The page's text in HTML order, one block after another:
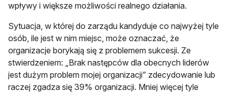
wpływy i większe możliwości realnego działania.
Sytuacja, w której do zarządu kandyduje co najwyżej tyle
osób, ile jest w nim miejsc, może oznaczać, że
organizacje borykają się z problemem sukcesji. Ze
stwierdzeniem: „Brak następców dla obecnych liderów
jest dużym problem mojej organizacji” zdecydowanie lub
raczej zgadza się 39% organizacji. Mniej więcej tyle